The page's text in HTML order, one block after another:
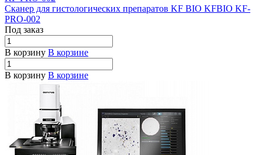
Сканер для гистологических препаратов KF BIO KFBIO KF-
PRO-002
Под заказ
В корзину В корзине
В корзину В корзине